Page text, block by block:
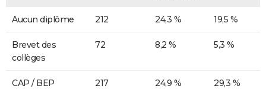
Aucun diplôme 212 24,3 % 19,5 %
Brevet des
collèges
72 8,2 % 5,3 %
CAP / BEP 217 24,9 % 29,3 %